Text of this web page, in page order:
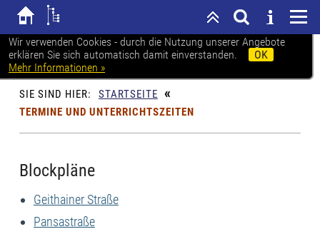
Karl-Heine-Schule Leipzig
SIE SIND HIER: STARTSEITE «
TERMINE UND UNTERRICHTSZEITEN
Blockpläne
Geithainer Straße
Pansastraße
Wir verwenden Cookies - durch die Nutzung unserer Angebote
erklären Sie sich automatisch damit einverstanden.
OK
Mehr Informationen »